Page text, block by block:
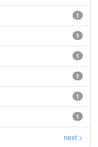
1
1
1
1
1
1
next >